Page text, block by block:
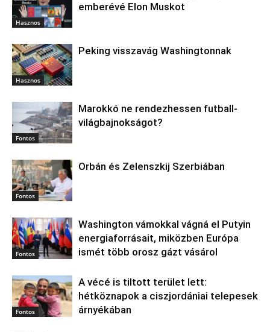
Hasznos
emberévé Elon Muskot
Hasznos
Peking visszavág Washingtonnak
Fontos
Marokkó ne rendezhessen futball-
világbajnokságot?
Fontos
Orbán és Zelenszkij Szerbiában
Fontos
Washington vámokkal vágná el Putyin
energiaforrásait, miközben Európa
ismét több orosz gázt vásárol
Fontos
A vécé is tiltott terület lett:
hétköznapok a ciszjordániai telepesek
árnyékában